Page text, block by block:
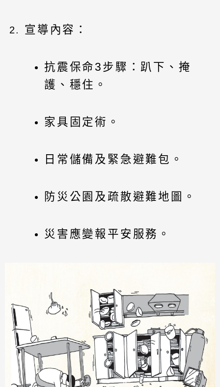
宣導內容：
抗震保命3步驟：趴下、掩
護、穩住。
家具固定術。
日常儲備及緊急避難包。
防災公園及疏散避難地圖。
災害應變報平安服務。